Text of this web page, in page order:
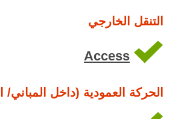
التنقل الخارجي
Access
الحركة العمودية (داخل المباني/